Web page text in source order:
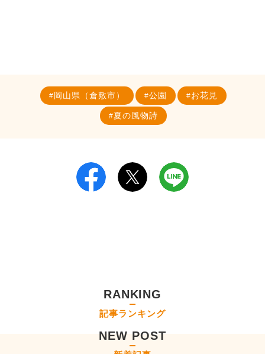
岡山県（倉敷市） 公園 お花見
夏の風物詩
RANKING
記事ランキング
NEW POST